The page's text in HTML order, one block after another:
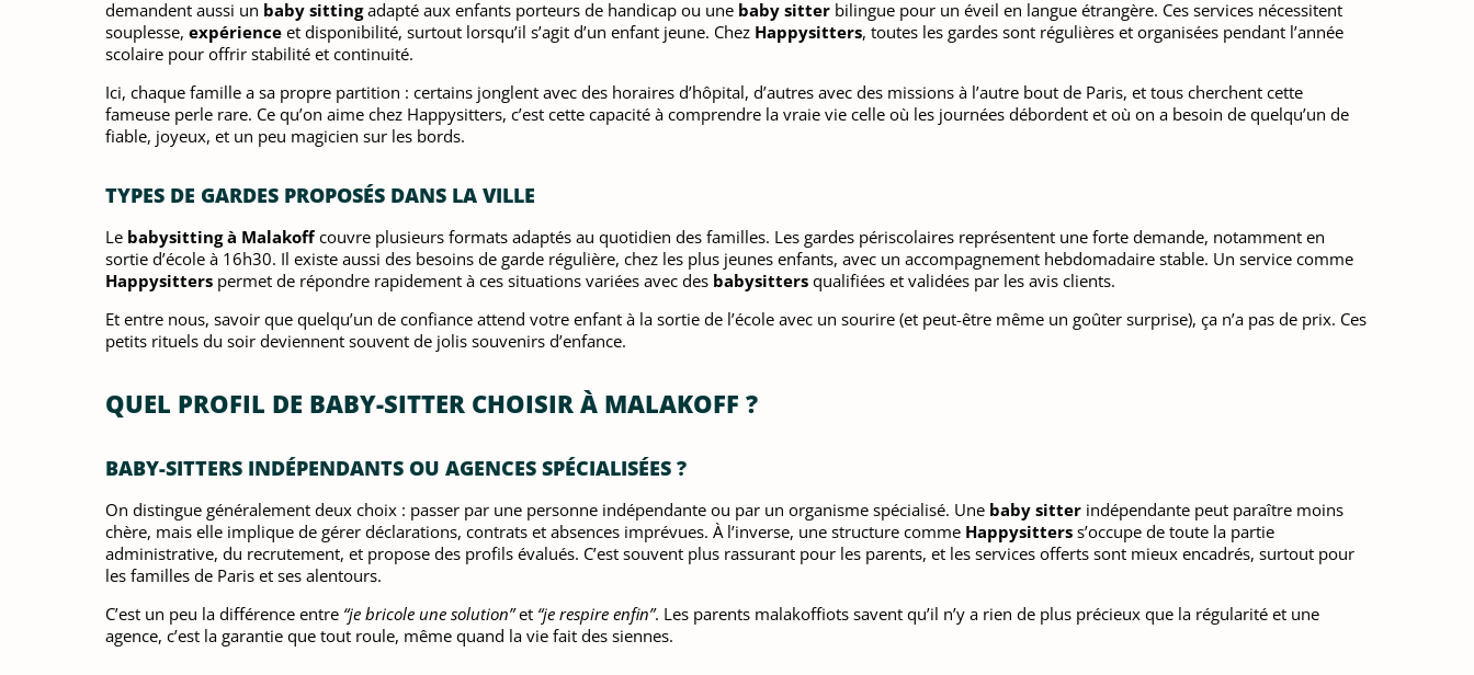
demandent aussi un baby sittingadapté aux enfants porteurs de handicap ou une baby sitter bilingue pour un éveil en langue étrangère. Ces services nécessitent
souplesse, expérience et disponibilité, surtout lorsqu’il s’agit d’un enfant jeune. Chez Happysitters, toutes les gardes sont régulières et organisées pendant l’année
scolaire pour offrir stabilité et continuité.
Ici, chaque famille a sa propre partition : certains jonglent avec des horaires d’hôpital, d’autres avec des missions à l’autre bout de Paris, et tous cherchent cette
fameuse perle rare. Ce qu’on aime chez Happysitters, c’est cette capacité à comprendre la vraie vie celle où les journées débordent et où on a besoin de quelqu’un de
fiable, joyeux, et un peu magicien sur les bords.
TYPES DE GARDES PROPOSÉS DANS LA VILLE
Le babysitting à Malakoffcouvre plusieurs formats adaptés au quotidien des familles. Les gardes périscolaires représentent une forte demande, notamment en
sortie d’école à 16h30. Il existe aussi des besoins de garde régulière, chez les plus jeunes enfants, avec un accompagnement hebdomadaire stable. Un service comme
Happysitters permet de répondre rapidement à ces situations variées avec des babysitters qualifiées et validées par les avis clients.
Et entre nous, savoir que quelqu’un de confiance attend votre enfant à la sortie de l’école avec un sourire (et peut-être même un goûter surprise), ça n’a pas de prix. Ces
petits rituels du soir deviennent souvent de jolis souvenirs d’enfance.
QUEL PROFIL DE BABY-SITTER CHOISIR À MALAKOFF ?
BABY-SITTERS INDÉPENDANTS OU AGENCES SPÉCIALISÉES ?
On distingue généralement deux choix : passer par une personne indépendante ou par un organisme spécialisé. Une baby sitter indépendante peut paraître moins
chère, mais elle implique de gérer déclarations, contrats et absences imprévues. À l’inverse, une structure comme Happysitters s’occupe de toute la partie
administrative, du recrutement, et propose des profils évalués. C’est souvent plus rassurant pour les parents, et les services offerts sont mieux encadrés, surtout pour
les familles de Paris et ses alentours.
C’est un peu la différence entre “je bricole une solution”et “je respire enfin”. Les parents malakoffiots savent qu’il n’y a rien de plus précieux que la régularité et une
agence, c’est la garantie que tout roule, même quand la vie fait des siennes.